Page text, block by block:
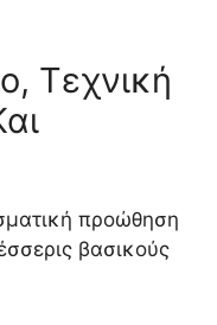
Τεχνική
προώθηση
βασικούς